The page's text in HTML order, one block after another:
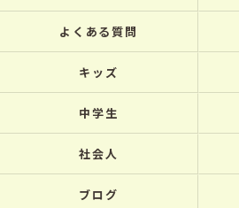
よくある質問
キッズ
中学生
社会人
ブログ